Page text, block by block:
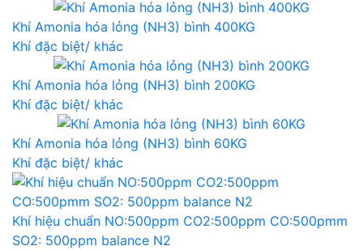
Khí Amonia hóa lỏng (NH3) bình 400KG
Khí đặc biệt/ khác
Khí Amonia hóa lỏng (NH3) bình 200KG
Khí đặc biệt/ khác
Khí Amonia hóa lỏng (NH3) bình 60KG
Khí đặc biệt/ khác
Khí hiệu chuẩn NO:500ppm CO2:500ppm CO:500pmm
SO2: 500ppm balance N2